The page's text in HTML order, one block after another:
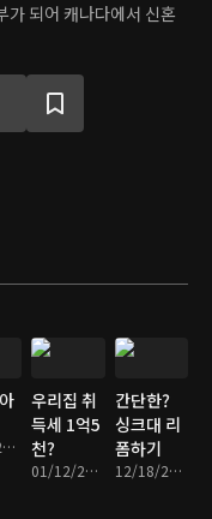
가 되어 캐나다에서 신혼
02/10/2021 • 10분
우리집 취
득세 1억5
천?
01/12/2021 • 10분
간단한?
싱크대 리
폼하기
12/18/2020 • 7분